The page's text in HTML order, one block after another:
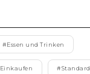
#Essen und Trinken
Einkaufen #Standard